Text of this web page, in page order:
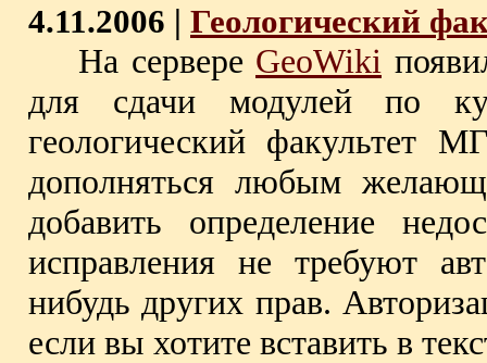
4.11.2006 | Геологический
На сервере GeoWiki
для сдачи модулей по
геологический факультет
дополняться любым
добавить определение
исправления не требуют
нибудь других прав.
если вы хотите вставить в